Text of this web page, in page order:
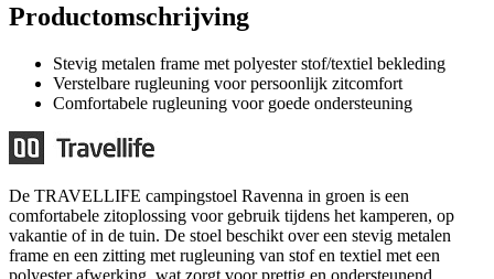
Productomschrijving
Stevig metalen frame met polyester stof/textiel bekleding
Verstelbare rugleuning voor persoonlijk zitcomfort
Comfortabele rugleuning voor goede ondersteuning
De TRAVELLIFE campingstoel Ravenna in groen is een
comfortabele zitoplossing voor gebruik tijdens het kamperen, op
vakantie of in de tuin. De stoel beschikt over een stevig metalen
frame en een zitting met rugleuning van stof en textiel met een
polyester afwerking, wat zorgt voor prettig en ondersteunend